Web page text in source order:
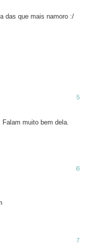
das que mais namoro :/
Falam muito bem dela.